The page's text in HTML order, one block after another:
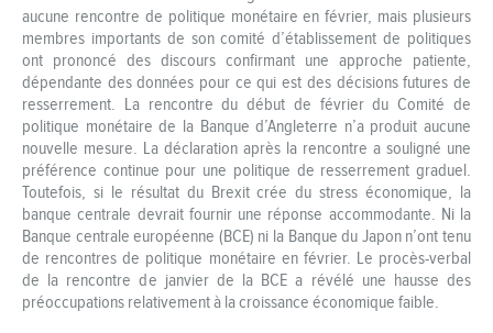
aucune rencontre de politique monétaire en février, mais plusieurs
membres importants de son comité d’établissement de politiques
ont prononcé des discours confirmant une approche patiente,
dépendante des données pour ce qui est des décisions futures de
resserrement. La rencontre du début de février du Comité de
politique monétaire de la Banque d’Angleterre n’a produit aucune
nouvelle mesure. La déclaration après la rencontre a souligné une
préférence continue pour une politique de resserrement graduel.
Toutefois, si le résultat du Brexit crée du stress économique, la
banque centrale devrait fournir une réponse accommodante. Ni la
Banque centrale européenne (BCE) ni la Banque du Japon n’ont tenu
de rencontres de politique monétaire en février. Le procès-verbal
de la rencontre de janvier de la BCE a révélé une hausse des
préoccupations relativement à la croissance économique faible.